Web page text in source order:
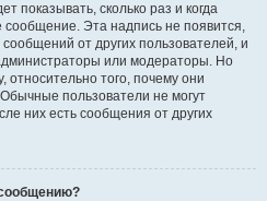
показывать, сколько раз и когда
Эта надпись не появится,
от других пользователей, и
или модераторы. Но
относительно того, почему они
пользователи не могут
них есть сообщения от других